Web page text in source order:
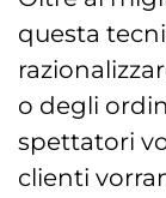
questa
o degli
spettatori
clienti